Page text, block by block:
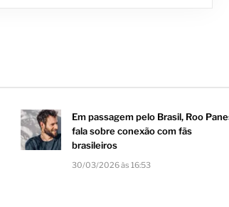
Em passagem pelo Brasil, Roo
fala sobre conexão com fãs
brasileiros
30/03/2026 às 16:53